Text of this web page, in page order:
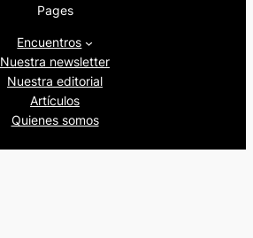
Pages
Encuentros
Nuestra newsletter
Nuestra editorial
Artículos
Quienes somos